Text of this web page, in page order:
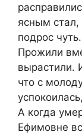
ясным
подрос чуть.
Прожили
вырастили.
что с
А когда
Ефимовне